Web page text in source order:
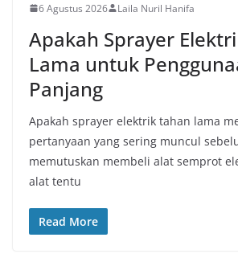
6 Agustus 2026 Laila Nuril Hanifa
Apakah Sprayer
Lama untuk
Panjang
Apakah sprayer elektrik tahan lama
pertanyaan yang sering muncul
memutuskan membeli alat semprot
alat tentu
Read More